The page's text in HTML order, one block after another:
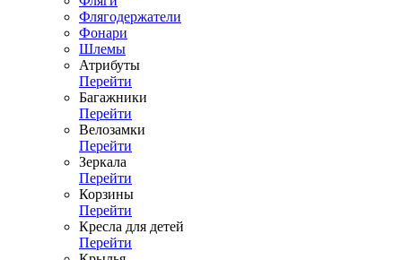
Флягодержатели
Фонари
Шлемы
Атрибуты
Перейти
Багажники
Перейти
Велозамки
Перейти
Зеркала
Перейти
Корзины
Перейти
Кресла для детей
Перейти